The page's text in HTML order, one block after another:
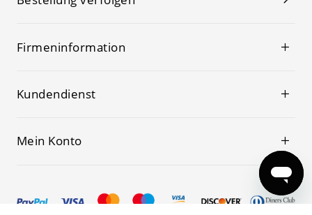
Firmeninformation
Kundendienst
Mein Konto